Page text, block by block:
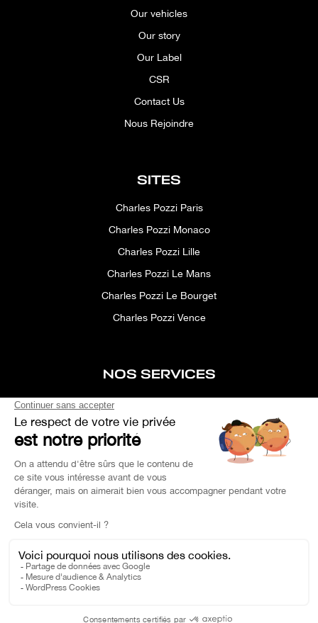
Our vehicles
Our story
Our Label
CSR
Contact Us
Nous Rejoindre
SITES
Charles Pozzi Paris
Charles Pozzi Monaco
Charles Pozzi Lille
Charles Pozzi Le Mans
Charles Pozzi Le Bourget
Charles Pozzi Vence
NOS SERVICES
Concierge service
Simulator
Space rental
Custom Search
OEM PARTS
Privacy Policy